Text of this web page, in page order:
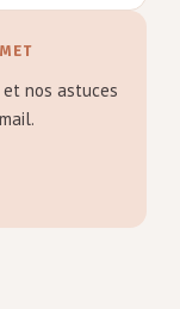
nos astuces